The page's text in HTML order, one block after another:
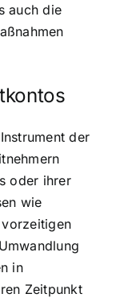
auch die
der
oder ihrer
wie
in
Zeitpunkt